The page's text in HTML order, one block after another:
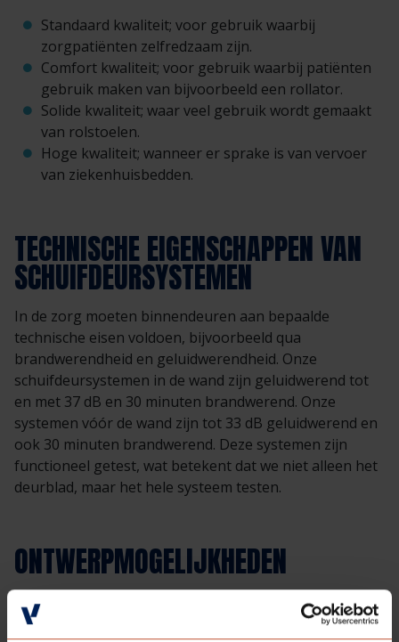
Standaard kwaliteit; voor gebruik waarbij
zorgpatiënten zelfredzaam zijn.
Comfort kwaliteit; voor gebruik waarbij patiënten
gebruik maken van bijvoorbeeld een rollator.
Solide kwaliteit; waar veel gebruik wordt gemaakt
van rolstoelen.
Hoge kwaliteit; wanneer er sprake is van vervoer
van ziekenhuisbedden.
TECHNISCHE EIGENSCHAPPEN VAN
SCHUIFDEURSYSTEMEN
In de zorg moeten binnendeuren aan bepaalde
technische eisen voldoen, bijvoorbeeld qua
brandwerendheid en geluidwerendheid. Onze
schuifdeursystemen in de wand zijn geluidwerend tot
en met 37 dB en 30 minuten brandwerend. Onze
systemen vóór de wand zijn tot 33 dB geluidwerend en
ook 30 minuten brandwerend. Deze systemen zijn
functioneel getest, wat betekent dat we niet alleen het
deurblad, maar het hele systeem testen.
ONTWERPMOGELIJKHEDEN
Het frame, de deur en het kader, bepalen de gewenste
uitvoering. Bij intensief gebruik van de schuifdeur